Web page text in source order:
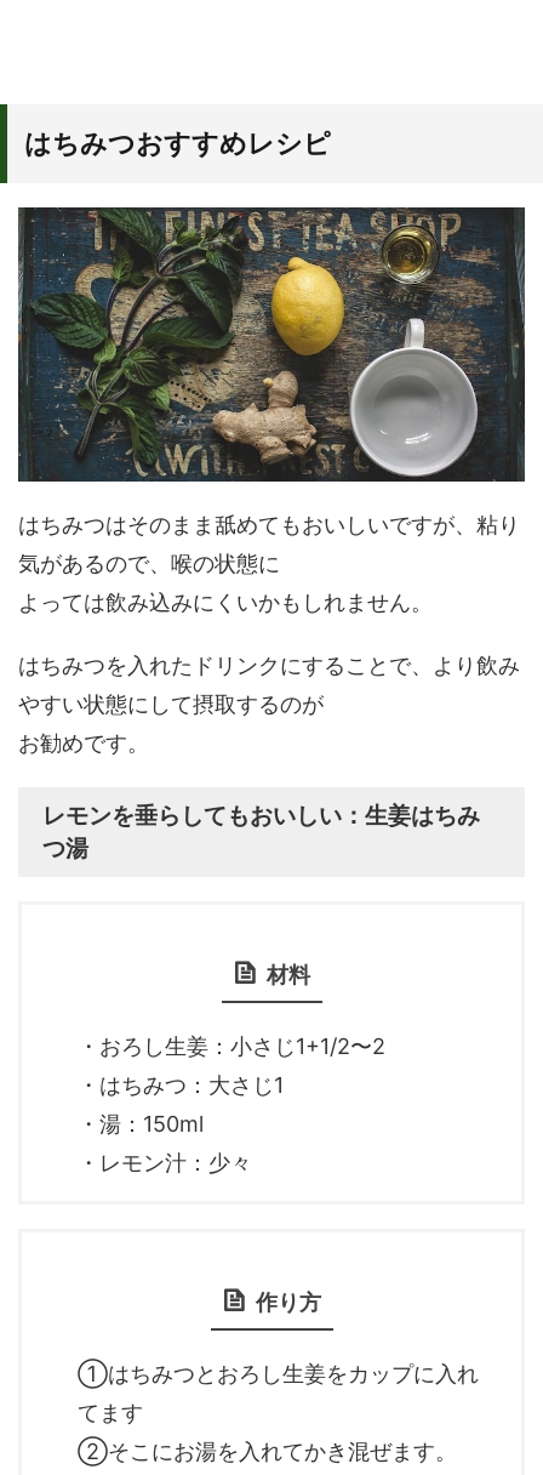
はちみつおすすめレシピ
はちみつはそのまま舐めてもおいしいですが、粘り
気があるので、喉の状態に
よっては飲み込みにくいかもしれません。
はちみつを入れたドリンクにすることで、より飲み
やすい状態にして摂取するのが
お勧めです。
レモンを垂らしてもおいしい：生姜はちみ
つ湯
材料
・おろし生姜：小さじ1+1/2〜2
・はちみつ：大さじ1
・湯：150ml
・レモン汁：少々
作り方
①はちみつとおろし生姜をカップに入れ
てます
②そこにお湯を入れてかき混ぜます。